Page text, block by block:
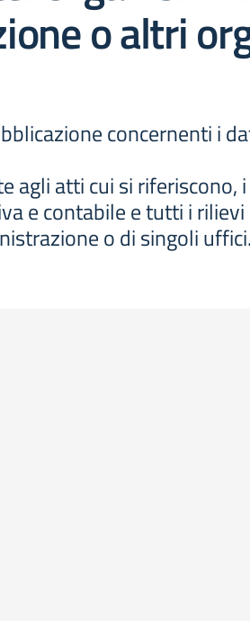
o altri
concernenti i
atti cui si riferiscono,
e contabile e tutti i
o di singoli uffici.